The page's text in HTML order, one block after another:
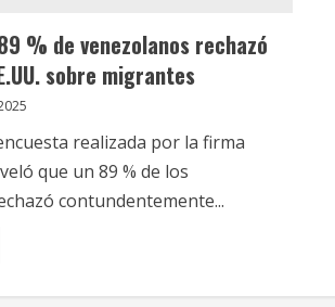
% de venezolanos rechazó
sobre migrantes
realizada por la firma
que un 89 % de los
contundentemente...